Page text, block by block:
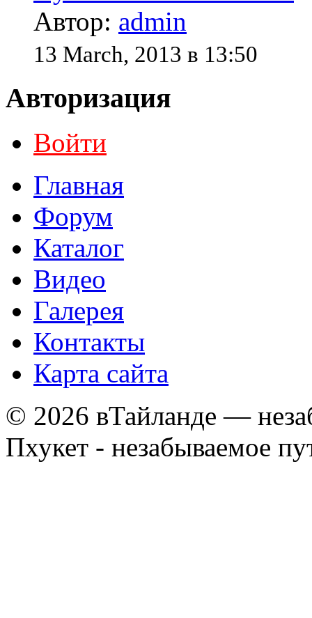
Автор: admin
13 March, 2013 в 13:50
Авторизация
Войти
Главная
Форум
Каталог
Видео
Галерея
Контакты
Карта сайта
© 2026 вТайланде —
Пхукет - незабываемое